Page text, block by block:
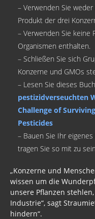
– Verwenden Sie
Produkt der drei
– Verwenden Sie keine
Organismen enthalten.
– Schließen Sie sich
Konzerne und GMOs
– Lesen Sie dieses
pestizidverseuchten
Challenge of
Pesticides
– Bauen Sie Ihr
tragen Sie so mit zu
„Konzerne und
wissen um die
unsere Pflanzen
Industrie“, sagt
hindern“.